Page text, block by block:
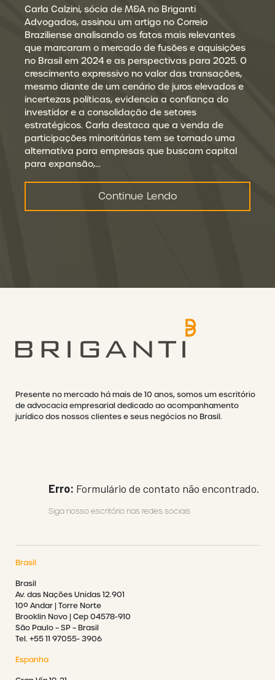
Carla Calzini, sócia de M&A no Briganti
Advogados, assinou um artigo no Correio
Braziliense analisando os fatos mais relevantes
que marcaram o mercado de fusões e aquisições
no Brasil em 2024 e as perspectivas para 2025. O
crescimento expressivo no valor das transações,
mesmo diante de um cenário de juros elevados e
incertezas políticas, evidencia a confiança do
investidor e a consolidação de setores
estratégicos. Carla destaca que a venda de
participações minoritárias tem se tornado uma
alternativa para empresas que buscam capital
para expansão,…
Continue Lendo
Presente no mercado há mais de 10 anos, somos um escritório
de advocacia empresarial dedicado ao acompanhamento
jurídico dos nossos clientes e seus negócios no Brasil.
Erro: Formulário de contato não encontrado.
Siga nosso escritório nas redes sociais
Brasil
Brasil
Av. das Nações Unidas 12.901
10º Andar | Torre Norte
Brooklin Novo | Cep 04578-910
São Paulo – SP – Brasil
Tel. +55 11 97055- 3906
Espanha